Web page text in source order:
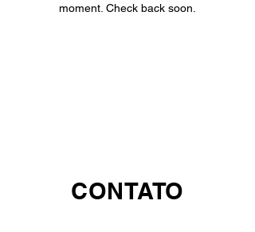
moment. Check back soon.
CONTATO